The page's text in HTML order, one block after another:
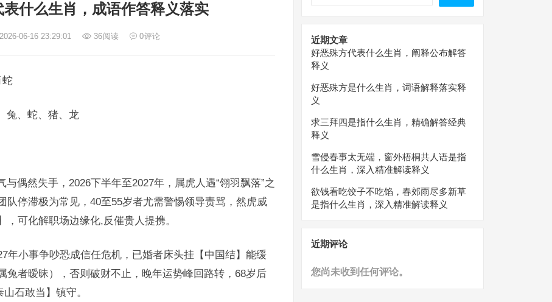
什么生肖，成语作答释义落实
06-16 23:29:01 36阅读 0评论
蛇
兔、蛇、猪、龙
偶然失手，2026下半年至2027年，属虎人遇“翎羽飘落”之
停滞极为常见，40至55岁者尤需警惕领导责骂，然虎威
可化解职场边缘化,反催贵人提携。
年小事争吵恐成信任危机，已婚者床头挂【中国结】能缓
兔者暧昧），否则破财不止，晚年运势峰回路转，68岁后
石敢当】镇守。
近期文章
好恶殊方代表什么生肖，阐释公布解答
释义
好恶殊方是什么生肖，词语解释落实释
义
求三拜四是指什么生肖，精确解答经典
释义
雪侵春事太无端，窗外梧桐共人语是指
什么生肖，深入精准解读释义
欲钱看吃饺子不吃馅，春郊雨尽多新草
是指什么生肖，深入精准解读释义
近期评论
您尚未收到任何评论。